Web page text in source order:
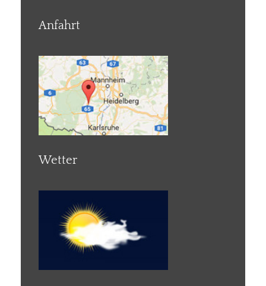
Anfahrt
Wetter